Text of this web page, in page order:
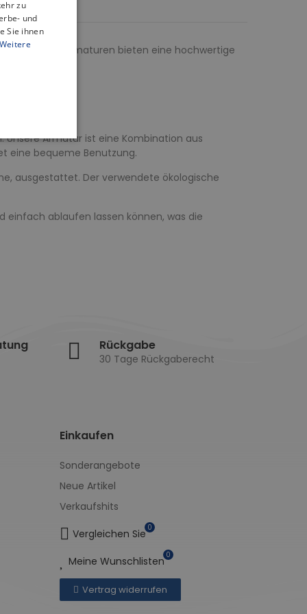
Unsere Armaturen bieten eine hochwertige
Unsere Armatur ist eine Kombination aus
eine bequeme Benutzung.
ausgestattet. Der verwendete ökologische
ablaufen lassen können, was die
Rückgabe
30 Tage Rückgaberecht
Einkaufen
Sonderangebote
Neue Artikel
Verkaufshits
Vergleichen Sie 0
Meine Wunschlisten 0
Vertrag widerrufen
zu
und
Sie ihnen
Weitere